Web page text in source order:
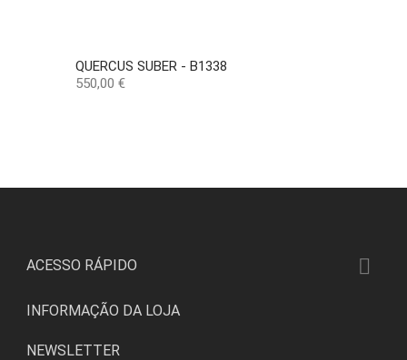
QUERCUS SUBER - B1338
Preço
550,00 €
ACESSO RÁPIDO 
INFORMAÇÃO DA LOJA
NEWSLETTER